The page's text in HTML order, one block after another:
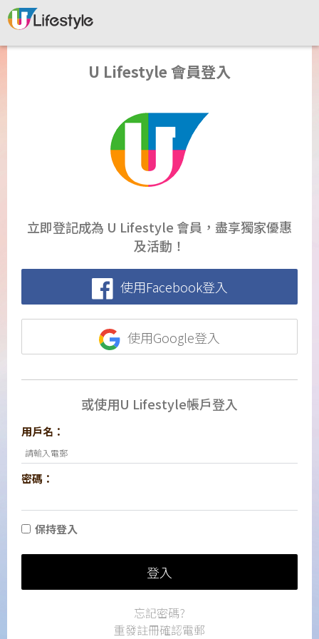
U Lifestyle 會員登入
立即登記成為 U Lifestyle 會員，盡享獨家優惠
及活動！
使用Facebook登入
使用Google登入
或使用U Lifestyle帳戶登入
用戶名：
密碼：
保持登入
登入
忘記密碼?
重發註冊確認電郵